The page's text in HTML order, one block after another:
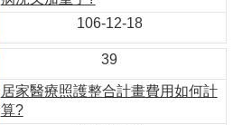
106-12-18
39
居家醫療照護整合計畫費用如何計
算?